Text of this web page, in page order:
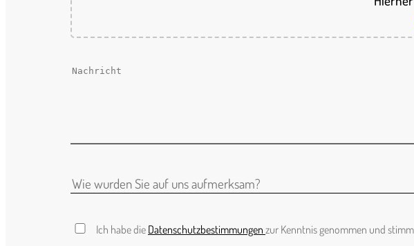
Ich habe die Datenschutzbestimmungen zur Kenntnis genommen und